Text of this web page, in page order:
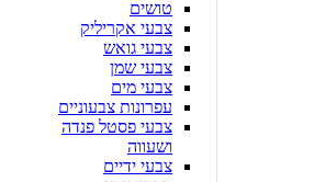
טושים
צבעי אקריליק
צבעי גואש
צבעי שמן
צבעי מים
עפרונות צבעוניים
צבעי פסטל פנדה
ושעווה
צבעי ידיים